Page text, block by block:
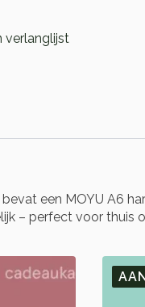
verlanglijst
een MOYU A6
– perfect voor thuis